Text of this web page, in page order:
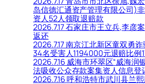
岛信德汇通资产管理有限公司)
资人52人领取退赔款
2026.7.17 石家庄市王立兵,李彦
返还
2026.7.17 南京江北新区童双勇
34名受害人1194000元退赔比例
2026.7.16 威海市环翠区“威海润
法吸收公众存款案集资人信息登
2026.7.16 呼和浩特市武川县兰